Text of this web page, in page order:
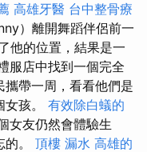
高雄牙醫 台中整骨療
）離開舞蹈伴侶前一
他的位置，結果是一
服店中找到一個完全
帶一周，看看他們是
孩。 有效除白蟻的
女友仍然會體驗生
。 頂樓 漏水 高雄的